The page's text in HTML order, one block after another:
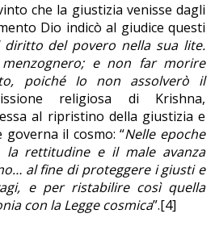
che la giustizia venisse dagli
Dio indicò al giudice questi
del povero nella sua lite.
e non far morire
poiché Io non assolverò il
religiosa di Krishna,
al ripristino della giustizia e
il cosmo: “Nelle epoche
la rettitudine e il male avanza
al fine di proteggere i giusti e
e per ristabilire così quella
con la Legge cosmica”.[4]